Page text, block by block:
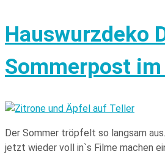
Hauswurzdeko
Sommerpost
Der Sommer tröpfelt so langsam
jetzt wieder voll in`s Filme machen